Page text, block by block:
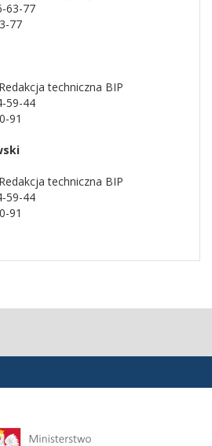
63-77
77
Redakcja techniczna BIP
59-44
91
Redakcja techniczna BIP
59-44
91